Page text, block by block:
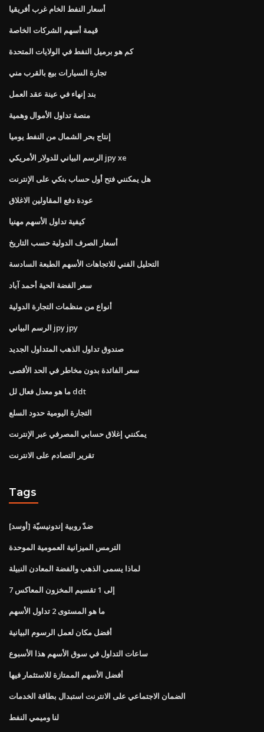
أسعار النفط الخام غرب أفريقيا
قيمة أسهم الشركات الخاصة
كم هو برميل النفط في الولايات المتحدة
تجارة السيارات بيع بالقرب مني
بند إنهاء في عينة عقد العمل
منصة تداول الأموال وهمية
إنتاج بحر الشمال من النفط يوميا
الرسم البياني للدولار الأمريكي jpy xe
هل يمكنني فتح أول حساب بنكي على الإنترنت
عودة دفع المقاولين الاغلاق
كيفية تداول الأسهم مهنيا
أسعار الصرف الدولية حسب التاريخ
التحليل الفني للاتجاهات الأسهم الطبعة السادسة
سعر الفضة الحية أحمد آباد
أنواع من منظمات التجارة الدولية
الرسم البياني jpy jpy
صندوق تداول الذهب المتداول الجديد
سعر الفائدة بدون مخاطر في الحد الأقصى
ما هو معدل فعال لل ddt
التجارة اليومية حدود السلع
يمكنني إغلاق حسابي المصرفي عبر الإنترنت
تقرير التصادم على الانترنت
Tags
[أوسد] ضدّ روبية إندونيسيّة
الترمس الميزانية العمومية الموحدة
لماذا يسمى الذهب والفضة المعادن النبيلة
7 إلى 1 تقسيم المخزون المعاكس
ما هو المستوى 2 تداول الأسهم
أفضل مكان لعمل الرسوم البيانية
ساعات التداول في سوق الأسهم هذا الأسبوع
أفضل الأسهم الممتازة للاستثمار فيها
الضمان الاجتماعي على الانترنت استبدال بطاقة الخدمات
لنا وميمي النفط